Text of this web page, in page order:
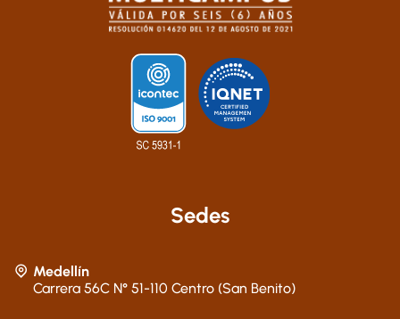
Sedes
Medellín
Carrera 56C N° 51-110 Centro (San Benito)